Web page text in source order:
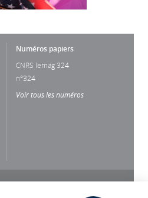
Numéros papiers
CNRS lemag 324
n°324
Voir tous les numéros